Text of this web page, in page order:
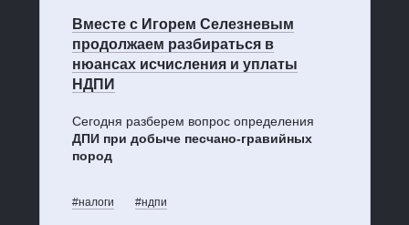
Вместе с Игорем Селезневым
продолжаем разбираться в
нюансах исчисления и уплаты
НДПИ
Сегодня разберем вопрос определения
ДПИ при добыче песчано-гравийных
пород
#налоги #ндпи